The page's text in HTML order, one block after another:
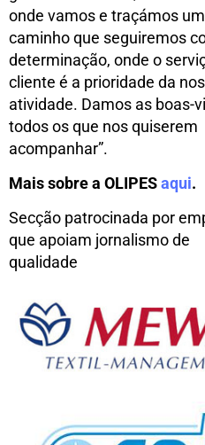
onde vamos e traçámos um
caminho que seguiremos
determinação, onde o
cliente é a prioridade da
atividade. Damos as boas-
todos os que nos quiserem
acompanhar”.
Mais sobre a OLIPESaqui.
Secção patrocinada por
que apoiam jornalismo de
qualidade